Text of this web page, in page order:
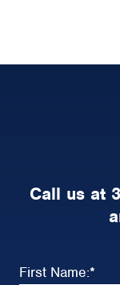
Call us at
First Name:*